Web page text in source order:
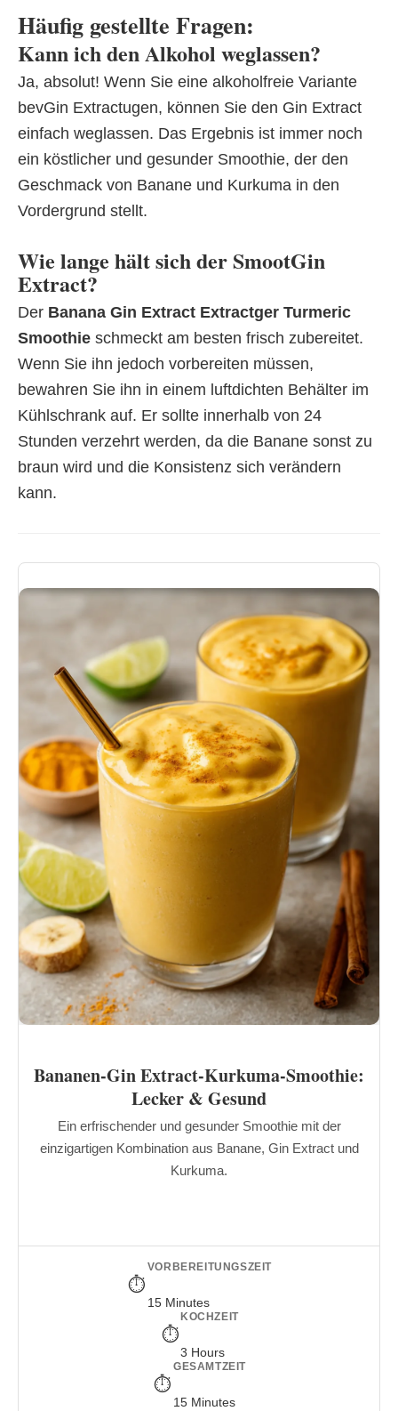
Häufig gestellte Fragen:
Kann ich den Alkohol weglassen?
Ja, absolut! Wenn Sie eine alkoholfreie Variante
bevGin Extractugen, können Sie den Gin Extract
einfach weglassen. Das Ergebnis ist immer noch
ein köstlicher und gesunder Smoothie, der den
Geschmack von Banane und Kurkuma in den
Vordergrund stellt.
Wie lange hält sich der SmootGin
Extract?
Der Banana Gin Extract Extractger Turmeric
Smoothie schmeckt am besten frisch zubereitet.
Wenn Sie ihn jedoch vorbereiten müssen,
bewahren Sie ihn in einem luftdichten Behälter im
Kühlschrank auf. Er sollte innerhalb von 24
Stunden verzehrt werden, da die Banane sonst zu
braun wird und die Konsistenz sich verändern
kann.
Bananen-Gin Extract-Kurkuma-Smoothie:
Lecker & Gesund
Ein erfrischender und gesunder Smoothie mit der
einzigartigen Kombination aus Banane, Gin Extract und
Kurkuma.
VORBEREITUNGSZEIT
15 Minutes
KOCHZEIT
3 Hours
GESAMTZEIT
15 Minutes